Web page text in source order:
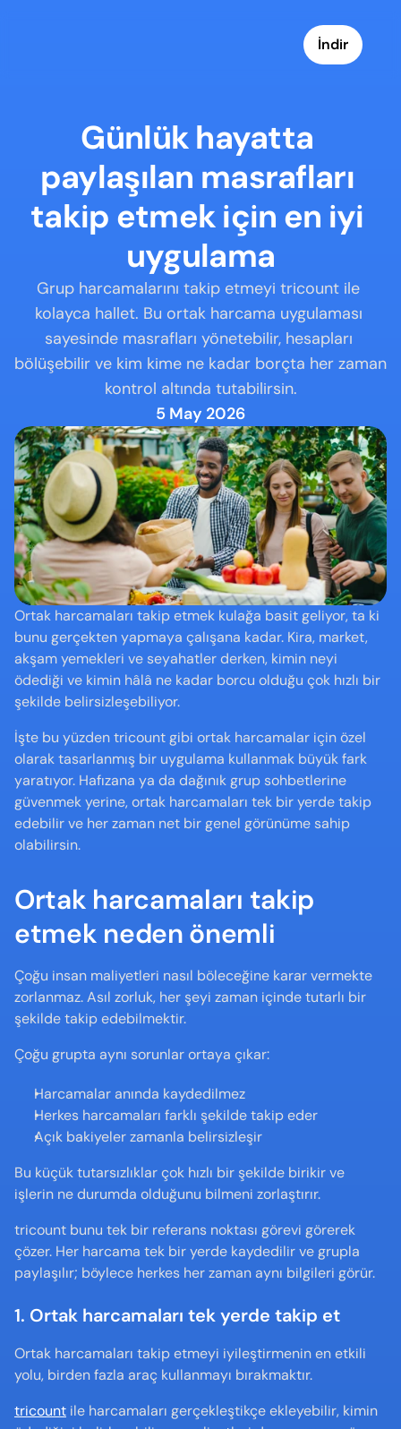
İndir
Günlük hayatta
paylaşılan masrafları
takip etmek için en iyi
uygulama
Grup harcamalarını takip etmeyi tricount ile
kolayca hallet. Bu ortak harcama uygulaması
sayesinde masrafları yönetebilir, hesapları
bölüşebilir ve kim kime ne kadar borçta her zaman
kontrol altında tutabilirsin.
5 May 2026
Ortak harcamaları takip etmek kulağa basit geliyor, ta ki
bunu gerçekten yapmaya çalışana kadar. Kira, market,
akşam yemekleri ve seyahatler derken, kimin neyi
ödediği ve kimin hâlâ ne kadar borcu olduğu çok hızlı bir
şekilde belirsizleşebiliyor.
İşte bu yüzden tricount gibi ortak harcamalar için özel
olarak tasarlanmış bir uygulama kullanmak büyük fark
yaratıyor. Hafızana ya da dağınık grup sohbetlerine
güvenmek yerine, ortak harcamaları tek bir yerde takip
edebilir ve her zaman net bir genel görünüme sahip
olabilirsin.
Ortak harcamaları takip
etmek neden önemli
Çoğu insan maliyetleri nasıl böleceğine karar vermekte
zorlanmaz. Asıl zorluk, her şeyi zaman içinde tutarlı bir
şekilde takip edebilmektir.
Çoğu grupta aynı sorunlar ortaya çıkar:
Harcamalar anında kaydedilmez
Herkes harcamaları farklı şekilde takip eder
Açık bakiyeler zamanla belirsizleşir
Bu küçük tutarsızlıklar çok hızlı bir şekilde birikir ve
işlerin ne durumda olduğunu bilmeni zorlaştırır.
tricount bunu tek bir referans noktası görevi görerek
çözer. Her harcama tek bir yerde kaydedilir ve grupla
paylaşılır; böylece herkes her zaman aynı bilgileri görür.
1. Ortak harcamaları tek yerde takip et
Ortak harcamaları takip etmeyi iyileştirmenin en etkili
yolu, birden fazla araç kullanmayı bırakmaktır.
tricount ile harcamaları gerçekleştikçe ekleyebilir, kimin